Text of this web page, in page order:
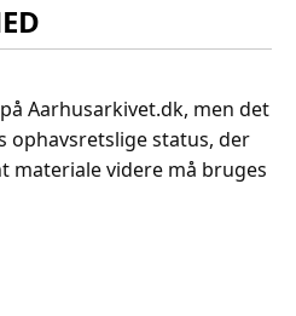
Aarhusarkivet.dk, men det
ophavsretslige status, der
materiale videre må bruges